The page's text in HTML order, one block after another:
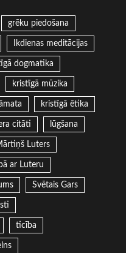
grēku piedošana
Ikdienas meditācijas
dogmatika
kristīgā mūzika
kristīgā ētika
citāti lūgšana
Luters
ar Luteru
Svētais Gars
ticība